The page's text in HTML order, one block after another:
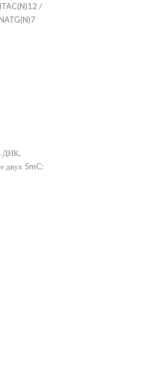
/
ДНК,
двух 5mC: